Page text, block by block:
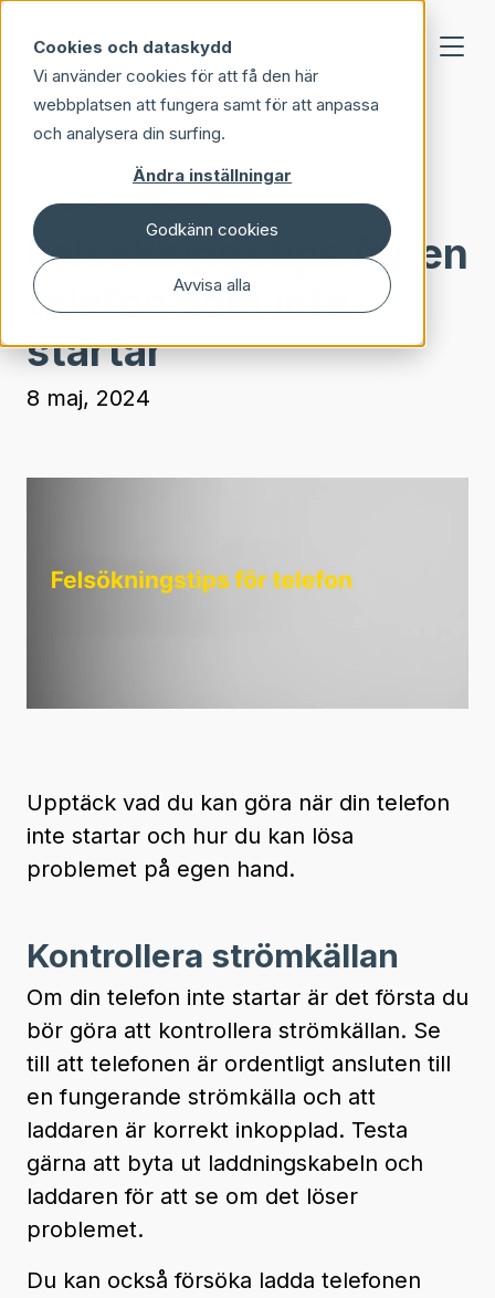
Cookies och dataskydd
Vi använder cookies för att få den här
webbplatsen att fungera samt för att anpassa
och analysera din surfing.
Ändra inställningar
Godkänn cookies
Avvisa alla
Tips & Trix Guider
Felsökningstips för en
telefon som inte
startar
8 maj, 2024
Upptäck vad du kan göra när din telefon
inte startar och hur du kan lösa
problemet på egen hand.
Kontrollera strömkällan
Om din telefon inte startar är det första du
bör göra att kontrollera strömkällan. Se
till att telefonen är ordentligt ansluten till
en fungerande strömkälla och att
laddaren är korrekt inkopplad. Testa
gärna att byta ut laddningskabeln och
laddaren för att se om det löser
problemet.
Du kan också försöka ladda telefonen